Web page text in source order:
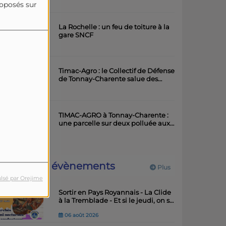
sur
par Orejime
La Rochelle : un feu de toiture à la
gare SNCF
Timac-Agro : le Collectif de Défense
de Tonnay-Charente salue des
TIMAC-AGRO à Tonnay-Charente :
une parcelle sur deux polluée aux
Plus
évènements
Sortir en Pays Royannais - La Clide
à la Tremblade - Et si le jeudi, on se
06 août 2026